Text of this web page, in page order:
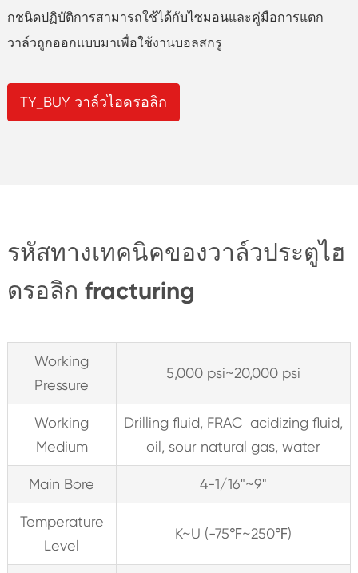
กชนิดปฏิบัติการสามารถใช้ได้กับไซมอนและคู่มือการแตก
วาล์วถูกออกแบบมาเพื่อใช้งานบอลสกรู
TY_BUY วาล์วไฮดรอลิก
รหัสทางเทคนิคของวาล์วประตูไฮ
ดรอลิก fracturing
Working
Pressure
5,000 psi~20,000 psi
Working
Medium
Drilling fluid, FRAC acidizing fluid,
oil, sour natural gas, water
Main Bore 4-1/16"~9"
Temperature
Level
K~U (-75℉~250℉)